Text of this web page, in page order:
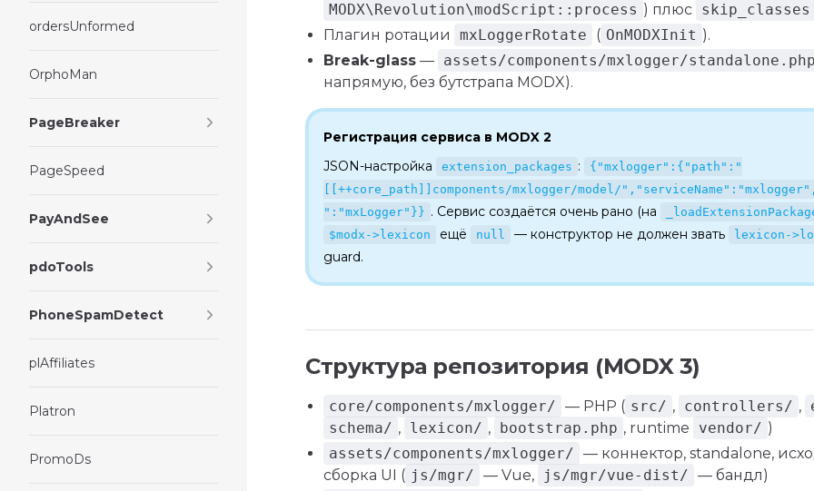
ordersUnformed
OrphoMan
PageBreaker
PageSpeed
PayAndSee
pdoTools
PhoneSpamDetect
plAffiliates
Platron
PromoDs
MODX\Revolution\modScript::process ) плюс skip_classes
Плагин ротации
mxLoggerRotate ( OnMODXInit ).
Break-glass — assets/components/mxlogger/standalone.php
напрямую, без бутстрапа MODX).
Регистрация сервиса в MODX 2
JSON-настройка
extension_packages :
{"mxlogger":{"path":"
[[++core_path]]components/mxlogger/model/
":"mxLogger"}} . Сервис создаётся очень рано (на
$modx->lexicon ещё null — конструктор не должен звать lexicon-
guard.
Структура репозитория (MODX 3)
core/components/mxlogger/ — PHP ( src/ , controllers/ ,
schema/ , lexicon/ , bootstrap.php , runtime vendor/ )
assets/components/mxlogger/ — коннектор, standalone,
сборка UI ( js/mgr/ — Vue, js/mgr/vue-dist/ — бандл)